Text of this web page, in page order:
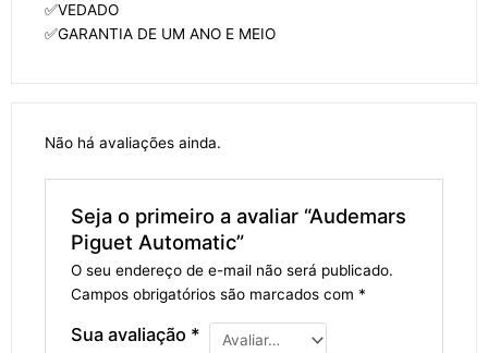
✅VEDADO
✅GARANTIA DE UM ANO E MEIO
Não há avaliações ainda.
Seja o primeiro a avaliar “Audemars
Piguet Automatic”
O seu endereço de e-mail não será publicado.
Campos obrigatórios são marcados com *
Sua avaliação *